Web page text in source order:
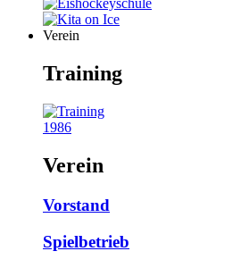
Verein
Training
1986
Verein
Vorstand
Spielbetrieb